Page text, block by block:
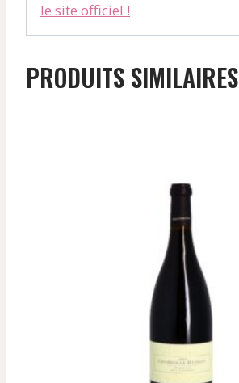
le site officiel !
PRODUITS SIMILAIRES